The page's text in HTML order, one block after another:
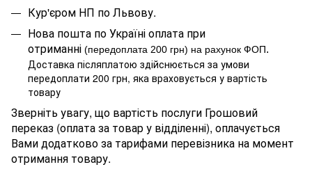
Кур'єром НП по Львову.
Нова пошта по Україні оплата при
отриманні (передоплата 200 грн) на рахунок ФОП.
Доставка післяплатою здійснюється за умови
передоплати 200 грн, яка враховується у вартість
товару
Зверніть увагу, що вартість послуги Грошовий
переказ (оплата за товар у відділенні), оплачується
Вами додатково за тарифами перевізника на момент
отримання товару.